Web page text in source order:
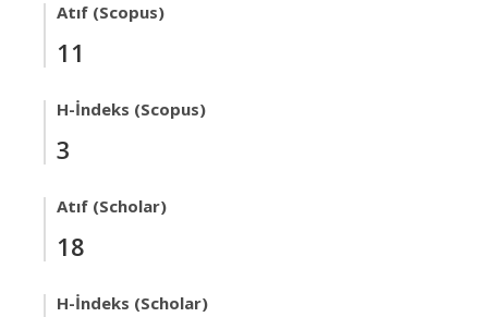
Atıf (Scopus)
11
H-İndeks (Scopus)
3
Atıf (Scholar)
18
H-İndeks (Scholar)